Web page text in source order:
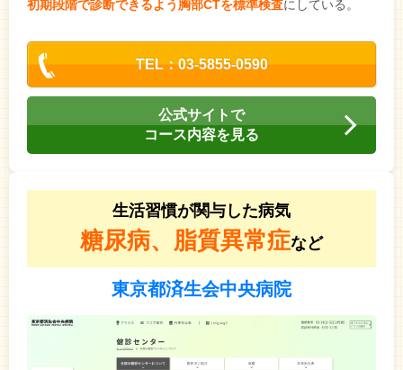
初期段階で診断できるよう胸部CTを標準検査にしている。
TEL：03-5855-0590
公式サイトで
コース内容を見る
生活習慣が関与した病気
糖尿病、脂質異常症など
東京都済生会中央病院